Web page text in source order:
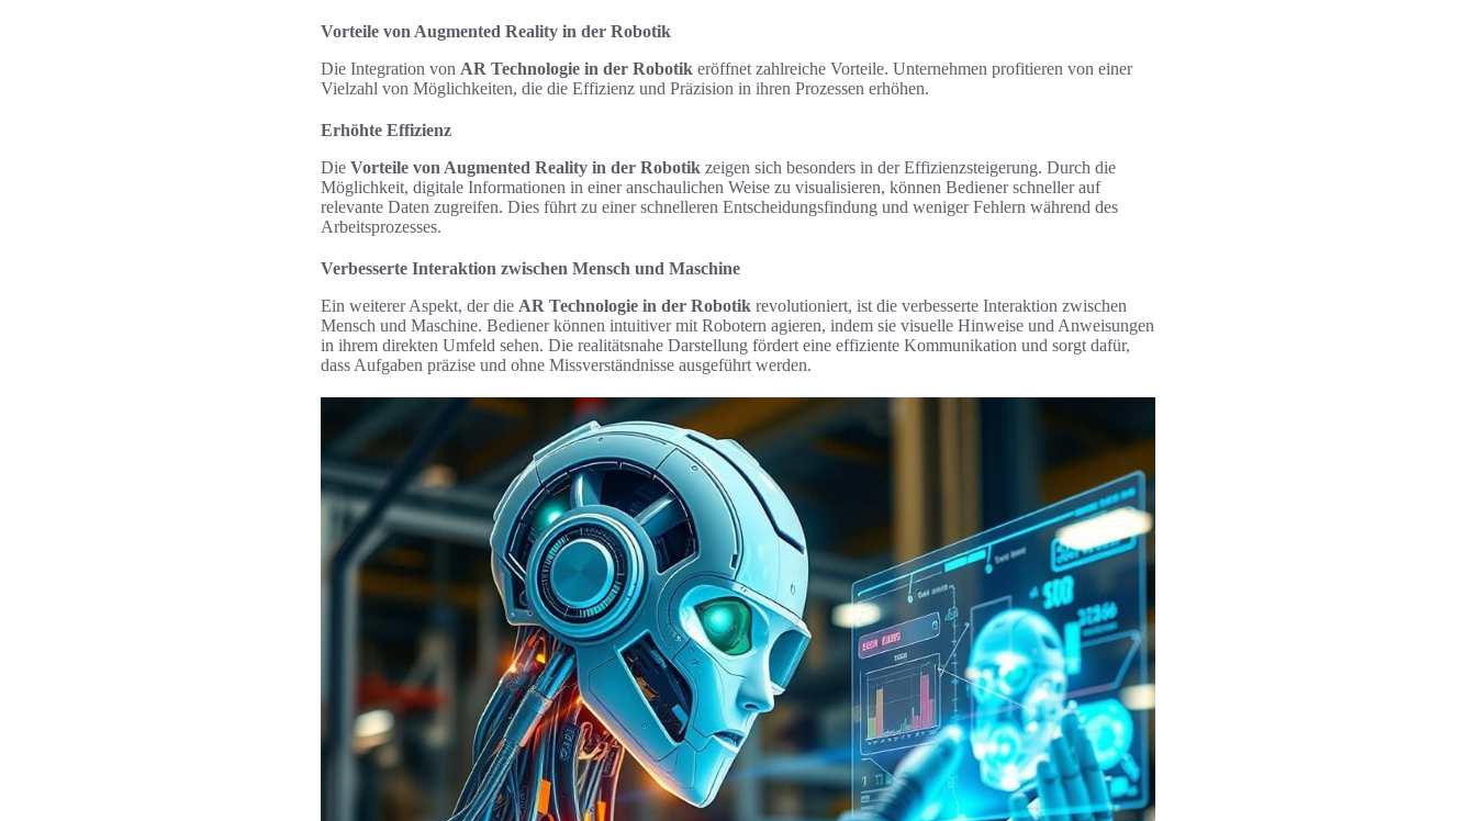
Vorteile von Augmented Reality in der Robotik
Die Integration von AR Technologie in der Robotik eröffnet zahlreiche Vorteile. Unternehmen profitieren von einer
Vielzahl von Möglichkeiten, die die Effizienz und Präzision in ihren Prozessen erhöhen.
Erhöhte Effizienz
Die Vorteile von Augmented Reality in der Robotik zeigen sich besonders in der Effizienzsteigerung. Durch die
Möglichkeit, digitale Informationen in einer anschaulichen Weise zu visualisieren, können Bediener schneller auf
relevante Daten zugreifen. Dies führt zu einer schnelleren Entscheidungsfindung und weniger Fehlern während des
Arbeitsprozesses.
Verbesserte Interaktion zwischen Mensch und Maschine
Ein weiterer Aspekt, der die AR Technologie in der Robotik revolutioniert, ist die verbesserte Interaktion zwischen
Mensch und Maschine. Bediener können intuitiver mit Robotern agieren, indem sie visuelle Hinweise und Anweisungen
in ihrem direkten Umfeld sehen. Die realitätsnahe Darstellung fördert eine effiziente Kommunikation und sorgt dafür,
dass Aufgaben präzise und ohne Missverständnisse ausgeführt werden.